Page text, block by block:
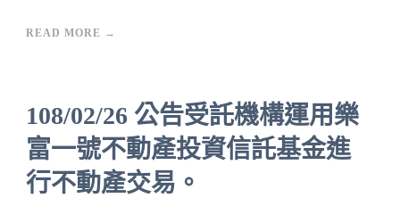
READ MORE →
108/02/26 公告受託機構運用樂
富一號不動產投資信託基金進
行不動產交易。